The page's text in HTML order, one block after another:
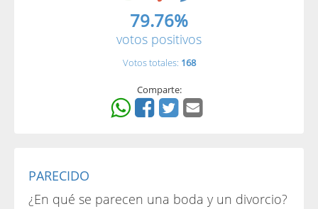
79.76%
votos positivos
Votos totales: 168
Comparte:
PARECIDO
¿En qué se parecen una boda y un divorcio?